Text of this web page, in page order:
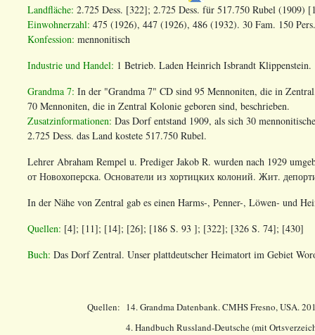
Landfläche: 2.725 Dess. [322]; 2.725 Dess. für 517.750 Rubel (1909)
Einwohnerzahl: 475 (1926), 447 (1926), 486 (1932). 30 Fam. 150
Konfession: mennonitisch
Industrie und Handel: 1 Betrieb. Laden Heinrich Isbrandt
Grandma 7: In der "Grandma 7" CD sind 95 Mennoniten, die in
70 Mennoniten, die in Zentral Kolonie geboren sind, beschrieben.
Zusatzinformationen: Das Dorf entstand 1909, als sich 30
2.725 Dess. das Land kostete 517.750 Rubel.
Lehrer Abraham Rempel u. Prediger Jakob R. wurden nach 1929
от Новохоперска. Основатели из хортицких колоний. Жит.
In der Nähe von Zentral gab es einen Harms-, Penner-, Löwen- und
Quellen: [4]; [11]; [14]; [26]; [186 S. 93 ]; [322]; [326 S. 74]; [430]
Buch: Das Dorf Zentral. Unser plattdeutscher Heimatort im Gebiet
Quellen: 14.Grandma Datenbank. CMHS Fresno, USA.
4. Handbuch Russland-Deutsche (mit